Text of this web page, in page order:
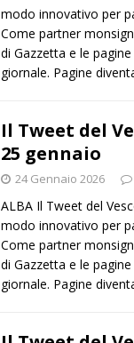
modo innovativo per
Come partner
di Gazzetta e le
giornale. Pagine
Il Tweet del
25 gennaio
24 Gennaio 2026
ALBA Il Tweet del
modo innovativo per
Come partner
di Gazzetta e le
giornale. Pagine